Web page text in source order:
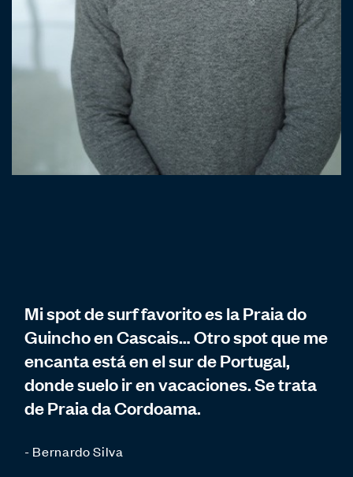
Mi spot de surf favorito es la Praia do
Guincho en Cascais… Otro spot que me
encanta está en el sur de Portugal,
donde suelo ir en vacaciones. Se trata
de Praia da Cordoama.
- Bernardo Silva